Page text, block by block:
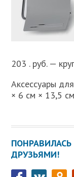
203 . руб. —
Аксессуары
× 6 см × 13,5
ДРУЗЬЯМИ!